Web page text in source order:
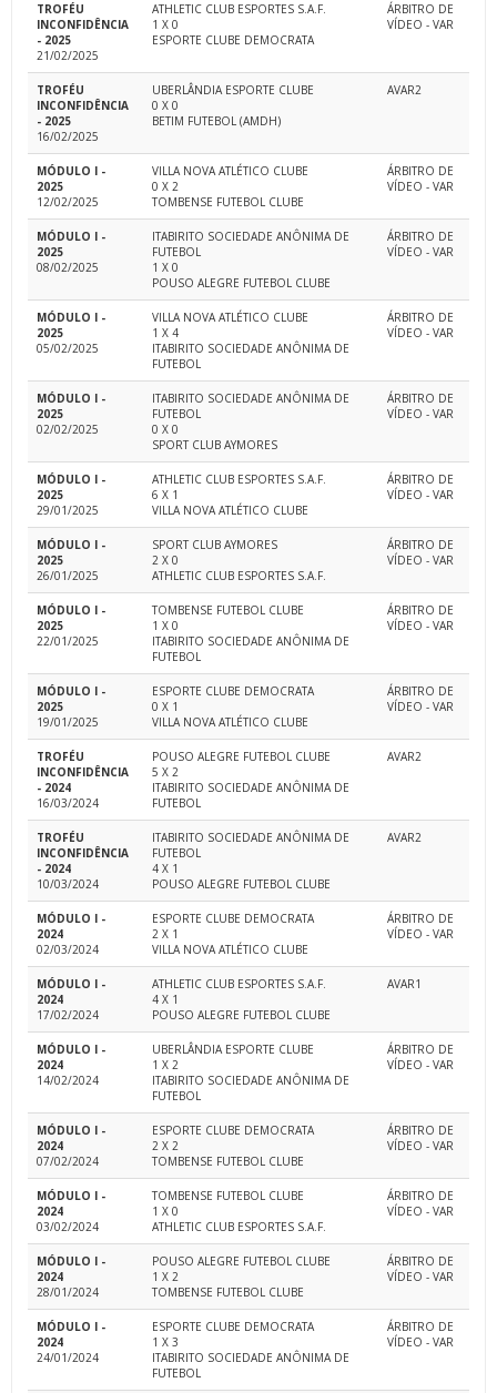
TROFÉU
INCONFIDÊNCIA
- 2025
21/02/2025
ATHLETIC CLUB ESPORTES S.A.F.
1 X 0
ESPORTE CLUBE DEMOCRATA
ÁRBITRO DE
VÍDEO - VAR
TROFÉU
INCONFIDÊNCIA
- 2025
16/02/2025
UBERLÂNDIA ESPORTE CLUBE
0 X 0
BETIM FUTEBOL (AMDH)
AVAR2
MÓDULO I -
2025
12/02/2025
VILLA NOVA ATLÉTICO CLUBE
0 X 2
TOMBENSE FUTEBOL CLUBE
ÁRBITRO DE
VÍDEO - VAR
MÓDULO I -
2025
08/02/2025
ITABIRITO SOCIEDADE ANÔNIMA DE
FUTEBOL
1 X 0
POUSO ALEGRE FUTEBOL CLUBE
ÁRBITRO DE
VÍDEO - VAR
MÓDULO I -
2025
05/02/2025
VILLA NOVA ATLÉTICO CLUBE
1 X 4
ITABIRITO SOCIEDADE ANÔNIMA DE
FUTEBOL
ÁRBITRO DE
VÍDEO - VAR
MÓDULO I -
2025
02/02/2025
ITABIRITO SOCIEDADE ANÔNIMA DE
FUTEBOL
0 X 0
SPORT CLUB AYMORES
ÁRBITRO DE
VÍDEO - VAR
MÓDULO I -
2025
29/01/2025
ATHLETIC CLUB ESPORTES S.A.F.
6 X 1
VILLA NOVA ATLÉTICO CLUBE
ÁRBITRO DE
VÍDEO - VAR
MÓDULO I -
2025
26/01/2025
SPORT CLUB AYMORES
2 X 0
ATHLETIC CLUB ESPORTES S.A.F.
ÁRBITRO DE
VÍDEO - VAR
MÓDULO I -
2025
22/01/2025
TOMBENSE FUTEBOL CLUBE
1 X 0
ITABIRITO SOCIEDADE ANÔNIMA DE
FUTEBOL
ÁRBITRO DE
VÍDEO - VAR
MÓDULO I -
2025
19/01/2025
ESPORTE CLUBE DEMOCRATA
0 X 1
VILLA NOVA ATLÉTICO CLUBE
ÁRBITRO DE
VÍDEO - VAR
TROFÉU
INCONFIDÊNCIA
- 2024
16/03/2024
POUSO ALEGRE FUTEBOL CLUBE
5 X 2
ITABIRITO SOCIEDADE ANÔNIMA DE
FUTEBOL
AVAR2
TROFÉU
INCONFIDÊNCIA
- 2024
10/03/2024
ITABIRITO SOCIEDADE ANÔNIMA DE
FUTEBOL
4 X 1
POUSO ALEGRE FUTEBOL CLUBE
AVAR2
MÓDULO I -
2024
02/03/2024
ESPORTE CLUBE DEMOCRATA
2 X 1
VILLA NOVA ATLÉTICO CLUBE
ÁRBITRO DE
VÍDEO - VAR
MÓDULO I -
2024
17/02/2024
ATHLETIC CLUB ESPORTES S.A.F.
4 X 1
POUSO ALEGRE FUTEBOL CLUBE
AVAR1
MÓDULO I -
2024
14/02/2024
UBERLÂNDIA ESPORTE CLUBE
1 X 2
ITABIRITO SOCIEDADE ANÔNIMA DE
FUTEBOL
ÁRBITRO DE
VÍDEO - VAR
MÓDULO I -
2024
07/02/2024
ESPORTE CLUBE DEMOCRATA
2 X 2
TOMBENSE FUTEBOL CLUBE
ÁRBITRO DE
VÍDEO - VAR
MÓDULO I -
2024
03/02/2024
TOMBENSE FUTEBOL CLUBE
1 X 0
ATHLETIC CLUB ESPORTES S.A.F.
ÁRBITRO DE
VÍDEO - VAR
MÓDULO I -
2024
28/01/2024
POUSO ALEGRE FUTEBOL CLUBE
1 X 2
TOMBENSE FUTEBOL CLUBE
ÁRBITRO DE
VÍDEO - VAR
MÓDULO I -
2024
24/01/2024
ESPORTE CLUBE DEMOCRATA
1 X 3
ITABIRITO SOCIEDADE ANÔNIMA DE
FUTEBOL
ÁRBITRO DE
VÍDEO - VAR